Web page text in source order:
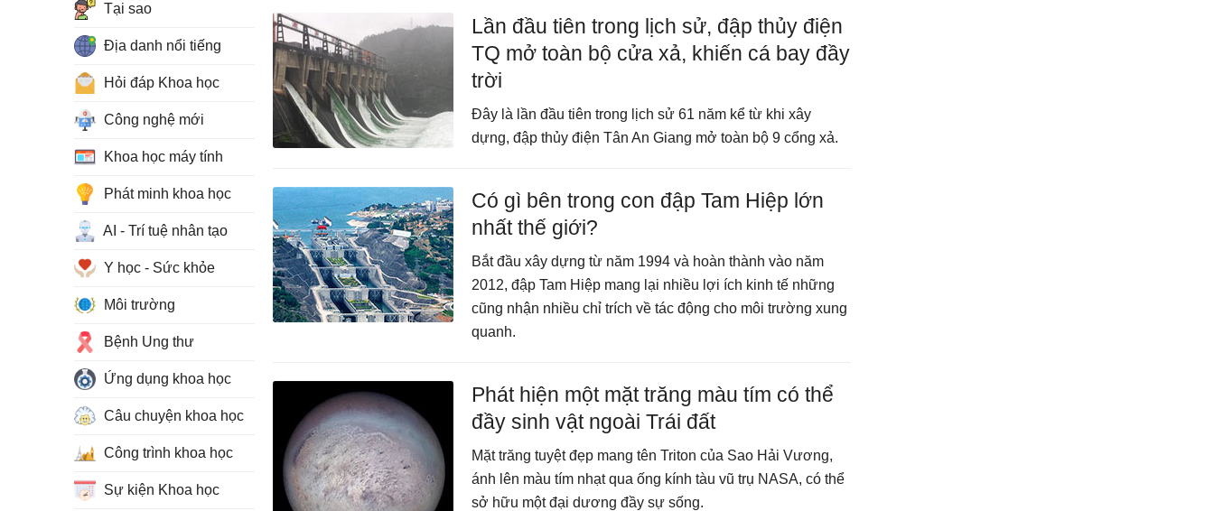
Lần đầu tiên trong lịch sử, đập thủy điện
TQ mở toàn bộ cửa xả, khiến cá bay đầy
trời
Đây là lần đầu tiên trong lịch sử 61 năm kể từ khi xây
dựng, đập thủy điện Tân An Giang mở toàn bộ 9 cổng xả.
Có gì bên trong con đập Tam Hiệp lớn
nhất thế giới?
Bắt đầu xây dựng từ năm 1994 và hoàn thành vào năm
2012, đập Tam Hiệp mang lại nhiều lợi ích kinh tế những
cũng nhận nhiều chỉ trích về tác động cho môi trường xung
quanh.
Phát hiện một mặt trăng màu tím có thể
đầy sinh vật ngoài Trái đất
Mặt trăng tuyệt đẹp mang tên Triton của Sao Hải Vương,
ánh lên màu tím nhạt qua ống kính tàu vũ trụ NASA, có thể
sở hữu một đại dương đầy sự sống.
Tại sao
Địa danh nổi tiếng
Hỏi đáp Khoa học
Công nghệ mới
Khoa học máy tính
Phát minh khoa học
AI - Trí tuệ nhân tạo
Y học - Sức khỏe
Môi trường
Bệnh Ung thư
Ứng dụng khoa học
Câu chuyện khoa học
Công trình khoa học
Sự kiện Khoa học